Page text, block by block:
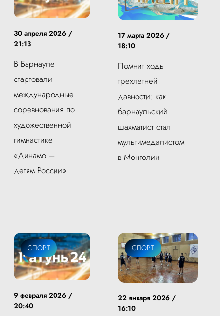
30 апреля 2026 /
21:13
В Барнауле
стартовали
международные
соревнования по
художественной
гимнастике
«Динамо –
детям России»
17 марта 2026 /
18:10
Помнит ходы
трёхлетней
давности: как
барнаульский
шахматист стал
мультимедалистом
в Монголии
СПОРТ
9 февраля 2026 /
20:40
СПОРТ
22 января 2026 /
16:10